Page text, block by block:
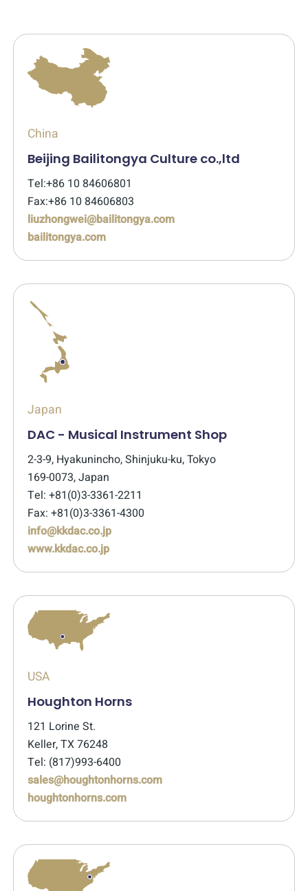
China
Beijing Bailitongya Culture co.,ltd
Tel:+86 10 84606801
Fax:+86 10 84606803
liuzhongwei@bailitongya.com
bailitongya.com
Japan
DAC - Musical Instrument Shop
2-3-9, Hyakunincho, Shinjuku-ku, Tokyo
169-0073, Japan
Tel: +81(0)3-3361-2211
Fax: +81(0)3-3361-4300
info@kkdac.co.jp
www.kkdac.co.jp
USA
Houghton Horns
121 Lorine St.
Keller, TX 76248
Tel: (817)993-6400
sales@houghtonhorns.com
houghtonhorns.com